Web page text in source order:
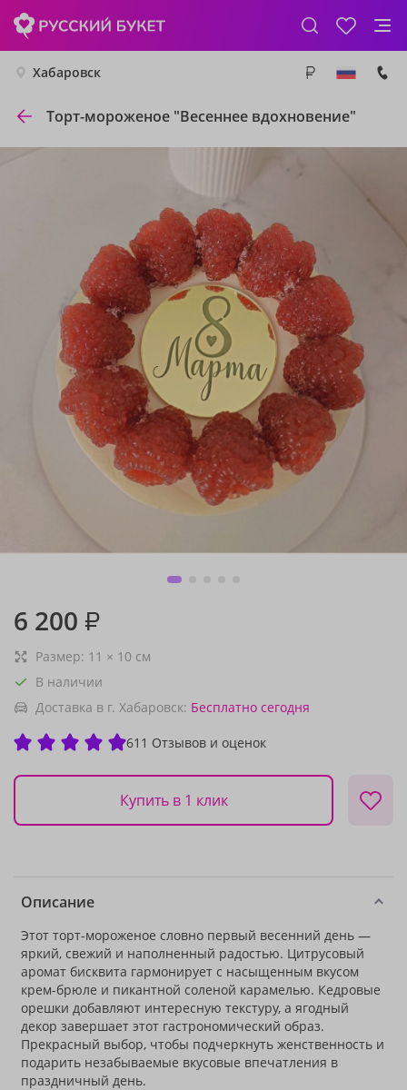
Хабаровск
Торт-мороженое "Весеннее вдохновение"
6 200 ₽
Размер: 11 × 10 см
В наличии
Доставка в г. Хабаровск: Бесплатно сегодня
611 Отзывов и оценок
Купить в 1 клик
Описание
Этот торт-мороженое словно первый весенний день —
яркий, свежий и наполненный радостью. Цитрусовый
аромат бисквита гармонирует с насыщенным вкусом
крем-брюле и пикантной соленой карамелью. Кедровые
орешки добавляют интересную текстуру, а ягодный
декор завершает этот гастрономический образ.
Прекрасный выбор, чтобы подчеркнуть женственность и
подарить незабываемые вкусовые впечатления в
праздничный день.